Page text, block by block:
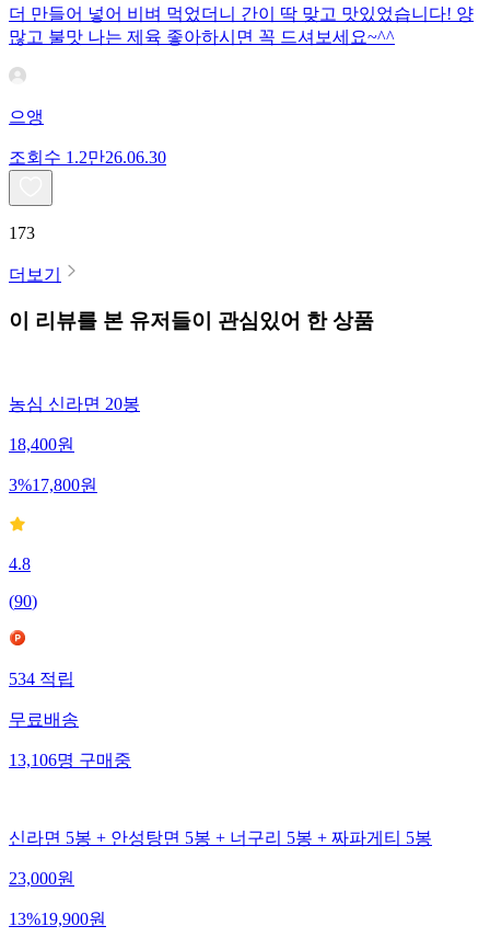
더 만들어 넣어 비벼 먹었더니 간이 딱 맞고 맛있었습니다! 양
많고 불맛 나는 제육 좋아하시면 꼭 드셔보세요~^^
으앵
조회수 1.2만26.06.30
173
더보기
이 리뷰를 본 유저들이 관심있어 한 상품
농심 신라면 20봉
18,400원
3%17,800원
4.8
(90)
534 적립
무료배송
13,106명 구매중
신라면 5봉 + 안성탕면 5봉 + 너구리 5봉 + 짜파게티 5봉
23,000원
13%19,900원